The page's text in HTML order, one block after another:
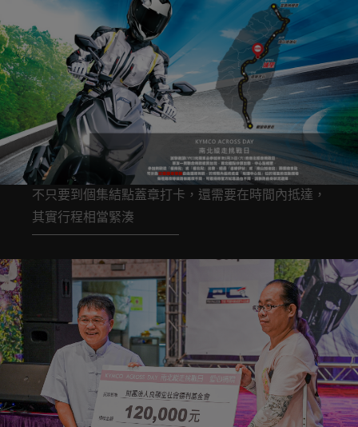
不只要到個集結點蓋章打卡，還需要在時間內抵達，
其實行程相當緊湊